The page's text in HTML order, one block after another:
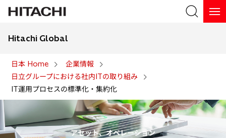
Hitachi Global
日本 Home
企業情報
日立グループにおける社内ITの取り組み
IT運用プロセスの標準化・集約化
アセット、オペレーション